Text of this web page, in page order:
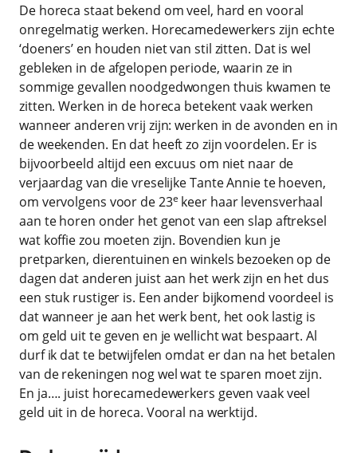
De horeca staat bekend om veel, hard en vooral
onregelmatig werken. Horecamedewerkers zijn echte
‘doeners’ en houden niet van stil zitten. Dat is wel
gebleken in de afgelopen periode, waarin ze in
sommige gevallen noodgedwongen thuis kwamen te
zitten. Werken in de horeca betekent vaak werken
wanneer anderen vrij zijn: werken in de avonden en in
de weekenden. En dat heeft zo zijn voordelen. Er is
bijvoorbeeld altijd een excuus om niet naar de
verjaardag van die vreselijke Tante Annie te hoeven,
om vervolgens voor de 23e keer haar levensverhaal
aan te horen onder het genot van een slap aftreksel
wat koffie zou moeten zijn. Bovendien kun je
pretparken, dierentuinen en winkels bezoeken op de
dagen dat anderen juist aan het werk zijn en het dus
een stuk rustiger is. Een ander bijkomend voordeel is
dat wanneer je aan het werk bent, het ook lastig is
om geld uit te geven en je wellicht wat bespaart. Al
durf ik dat te betwijfelen omdat er dan na het betalen
van de rekeningen nog wel wat te sparen moet zijn.
En ja…. juist horecamedewerkers geven vaak veel
geld uit in de horeca. Vooral na werktijd.